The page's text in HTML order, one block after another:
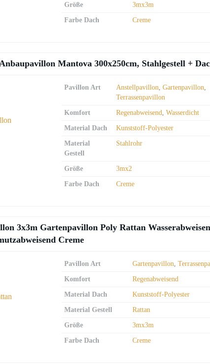
Größe 3mx3m
Farbe Dach Creme
Mantova 300x250cm, Stahlgestell +
Pavillon Art Anstellpavillon,Gartenpavillon,
Terrassenpavillon
Komfort Regenabweisend,Wasserdicht
Material Dach Kunststoff-Polyester
Material
Gestell
Stahlrohr
Größe 3mx2
Farbe Dach Creme
3x3m Gartenpavillon Poly Rattan
Creme
Pavillon Art Gartenpavillon,
Komfort Regenabweisend
Material Dach Kunststoff-Polyester
Material Gestell Rattan
Größe 3mx3m
Farbe Dach Creme